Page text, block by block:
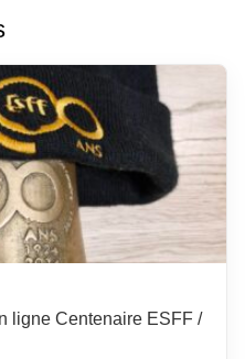
ligne Centenaire ESFF /